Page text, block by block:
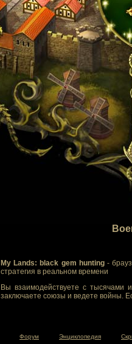
My Lands: black gem hunting-
стратегия в реальном времени
Вы взаимодействуете с тысячами
заключаете союзы и ведете войны.
Форум Энциклопедия